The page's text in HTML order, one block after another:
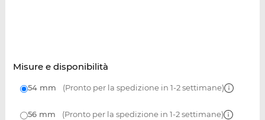
Misure e disponibilità
54 mm (Pronto per la spedizione in 1-2 settimane)
56 mm (Pronto per la spedizione in 1-2 settimane)